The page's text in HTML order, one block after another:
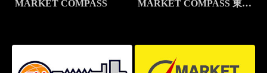
MARKET COMPASS
MARKET COMPASS 東証